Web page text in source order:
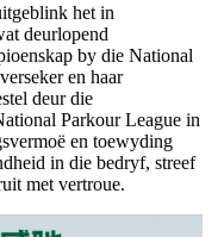
het in
deurlopend
by die National
en haar
deur die
Parkour League in
en toewyding
in die bedryf, streef
met vertroue.